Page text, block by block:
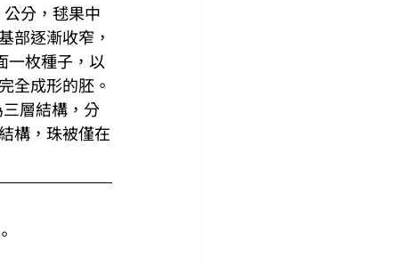
分，毬果中
部逐漸收窄，
一枚種子，以
全成形的胚。
層結構，分
構，珠被僅在